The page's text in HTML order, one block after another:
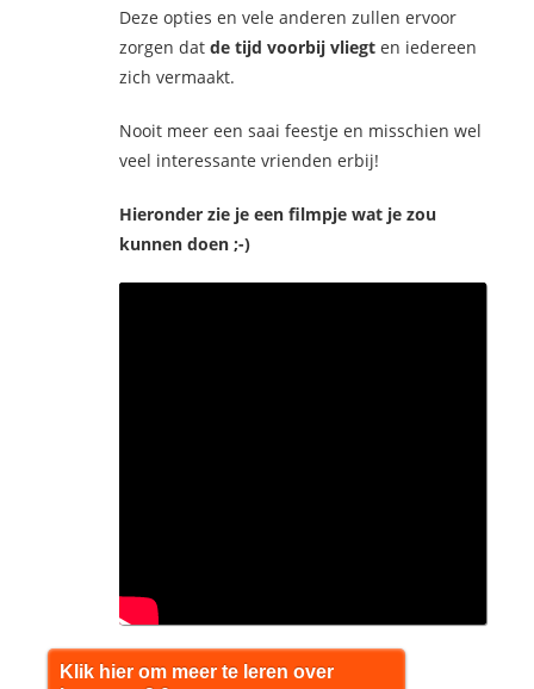
Deze opties en vele anderen zullen ervoor
zorgen datde tijd voorbij vliegt en iedereen
zich vermaakt.
Nooit meer een saai feestje en misschien wel
veel interessante vrienden erbij!
Hieronder zie je een filmpje wat je zou
kunnen doen ;-)
Klik hier om meer te leren over